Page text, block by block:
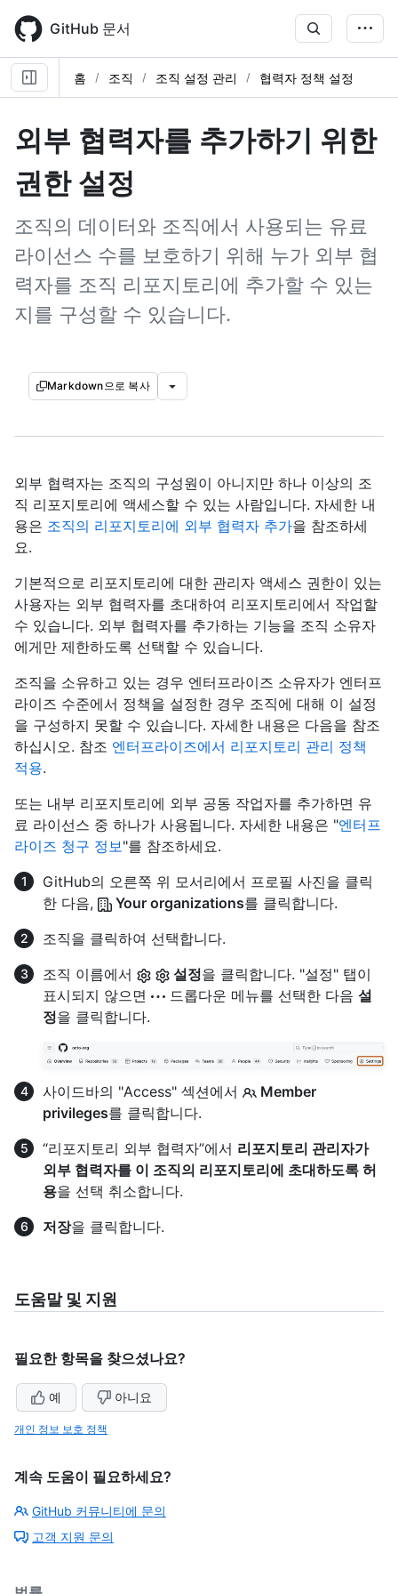
main
content
GitHub 문서
홈 조직 조직 설정 관리 협력자 정책 설정
외부 협력자를 추가하기 위한
권한 설정
조직의 데이터와 조직에서 사용되는 유료
라이선스 수를 보호하기 위해 누가 외부 협
력자를 조직 리포지토리에 추가할 수 있는
지를 구성할 수 있습니다.
Markdown으로 복사
외부 협력자는 조직의 구성원이 아니지만 하나 이상의 조
직 리포지토리에 액세스할 수 있는 사람입니다. 자세한 내
용은 조직의 리포지토리에 외부 협력자 추가을 참조하세
요.
기본적으로 리포지토리에 대한 관리자 액세스 권한이 있는
사용자는 외부 협력자를 초대하여 리포지토리에서 작업할
수 있습니다. 외부 협력자를 추가하는 기능을 조직 소유자
에게만 제한하도록 선택할 수 있습니다.
조직을 소유하고 있는 경우 엔터프라이즈 소유자가 엔터프
라이즈 수준에서 정책을 설정한 경우 조직에 대해 이 설정
을 구성하지 못할 수 있습니다. 자세한 내용은 다음을 참조
하십시오. 참조 엔터프라이즈에서 리포지토리 관리 정책
적용.
또는 내부 리포지토리에 외부 공동 작업자를 추가하면 유
료 라이선스 중 하나가 사용됩니다. 자세한 내용은 "엔터프
라이즈 청구 정보"를 참조하세요.
GitHub의 오른쪽 위 모서리에서 프로필 사진을 클릭
한 다음,
Your organizations를 클릭합니다.
조직을 클릭하여 선택합니다.
조직 이름에서
설정을 클릭합니다. "설정" 탭이
표시되지 않으면
드롭다운 메뉴를 선택한 다음 설
정을 클릭합니다.
사이드바의 "Access" 섹션에서
Member
privileges를 클릭합니다.
“리포지토리 외부 협력자”에서 리포지토리 관리자가
외부 협력자를 이 조직의 리포지토리에 초대하도록 허
용을 선택 취소합니다.
저장을 클릭합니다.
도움말 및 지원
필요한 항목을 찾으셨나요?
예 아니요
개인 정보 보호 정책
계속 도움이 필요하세요?
GitHub 커뮤니티에 문의
고객 지원 문의